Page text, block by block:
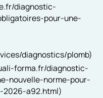
diagnostic-
pour-une-
diagnostics/plomb)
forma.fr/diagnostic-
nouvelle-norme-pour-
2026-a92.html)